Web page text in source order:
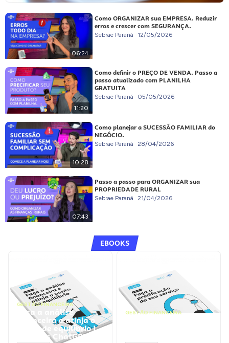
06:24
Como ORGANIZAR sua EMPRESA. Reduzir
erros e crescer com SEGURANÇA.
Sebrae Paraná 12/05/2026
11:20
Como definir o PREÇO DE VENDA. Passo a
passo atualizado com PLANILHA
GRATUITA
Sebrae Paraná 05/05/2026
10:28
Como planejar a SUCESSÃO FAMILIAR do
NEGÓCIO.
Sebrae Paraná 28/04/2026
07:43
Passo a passo para ORGANIZAR sua
PROPRIEDADE RURAL
Sebrae Paraná 21/04/2026
EBOOKS
GESTÃO FINANCEIRA
Faça a análise
financeira e atinja o
ponto de equilíbrio |
Prompts ChatGPT
GESTÃO FINANCEIRA